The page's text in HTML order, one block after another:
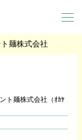
麺株式会社
ト麺株式会社（ｵｶﾔ